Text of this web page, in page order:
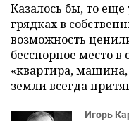
Казалось бы, то еще
грядках в
возможность
бесспорное место в
«квартира, машина,
земли всегда
Игорь